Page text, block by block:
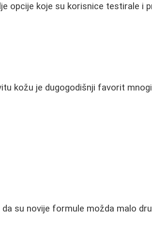
opcije koje su korisnice testirale i
kožu je dugogodišnji favorit
su novije formule možda malo